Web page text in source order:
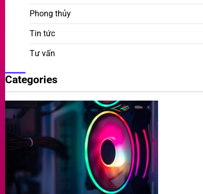
Phong thủy
Tin tức
Tư vấn
Categories